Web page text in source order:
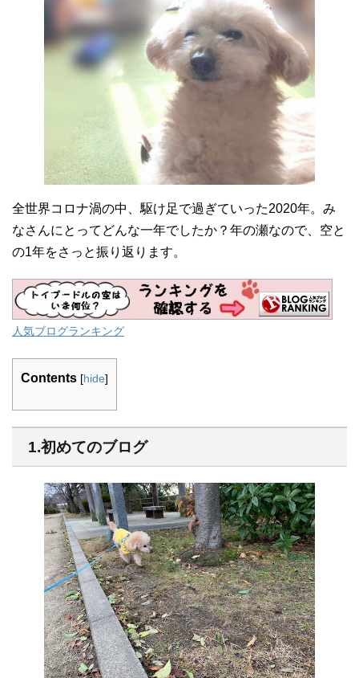
全世界コロナ渦の中、駆け足で過ぎていった2020年。み
なさんにとってどんな一年でしたか？年の瀬なので、空と
の1年をさっと振り返ります。
人気ブログランキング
Contents [hide]
1.初めてのブログ